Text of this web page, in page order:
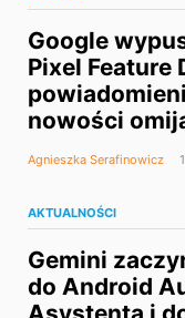
Google
Pixel Feature
nowości
Agnieszka Serafinowicz
AKTUALNOŚCI
Gemini
do Android